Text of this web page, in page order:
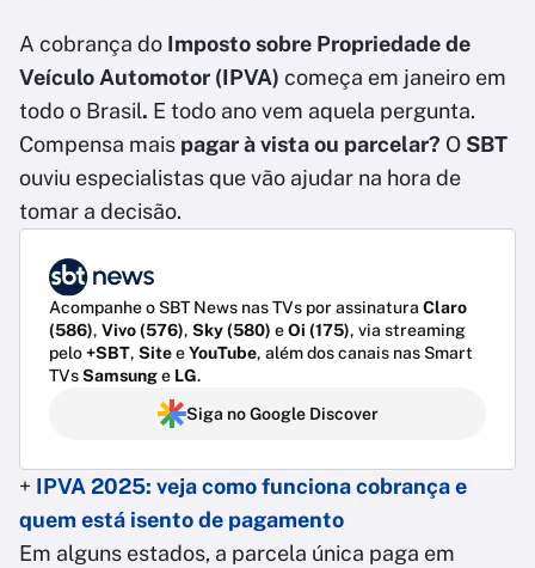
A cobrança do Imposto sobre Propriedade de
Veículo Automotor (IPVA) começa em janeiro em
todo o Brasil. E todo ano vem aquela pergunta.
Compensa mais pagar à vista ou parcelar? O SBT
ouviu especialistas que vão ajudar na hora de
tomar a decisão.
Acompanhe o SBT News nas TVs por assinatura Claro
(586), Vivo (576), Sky (580) eOi (175), via streaming
pelo+SBT, SiteeYouTube, além dos canais nas Smart
TVsSamsunge LG.
Siga no Google Discover
+ IPVA 2025: veja como funciona cobrança e
quem está isento de pagamento
Em alguns estados, a parcela única paga em